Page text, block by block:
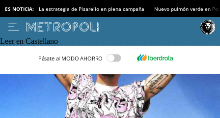
ES NOTICIA: La estrategia de Pisarello en plena campaña Nuevo pulmón verde en
Leer en Castellano
Pásate al MODO AHORRO